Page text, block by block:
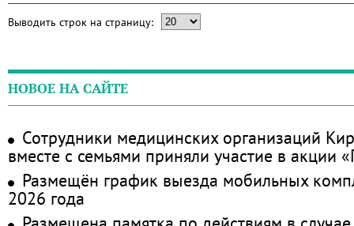
Выводить строк на страницу:
НОВОЕ НА САЙТЕ
Сотрудники медицинских организаций
вместе с семьями приняли участие в акции
Размещён график выезда мобильных
2026 года